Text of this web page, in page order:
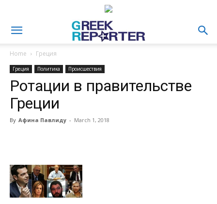
Home Греция
Греция Политика Происшествия
Ротации в правительстве
Греции
By Афина Павлиду - March 1, 2018